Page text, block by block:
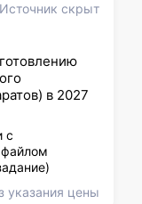
Источник скрыт
в 2027
с
указания цены